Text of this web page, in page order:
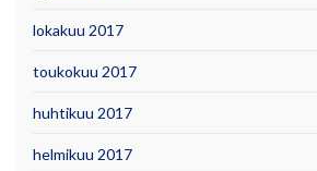
lokakuu 2017
toukokuu 2017
huhtikuu 2017
helmikuu 2017